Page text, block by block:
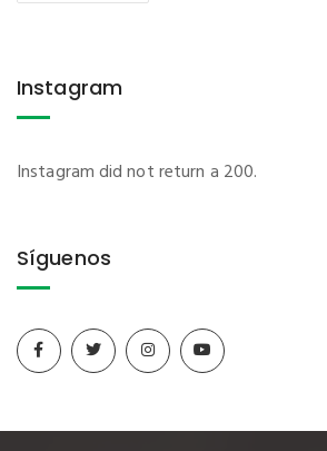
Instagram
Instagram did not return a 200.
Síguenos